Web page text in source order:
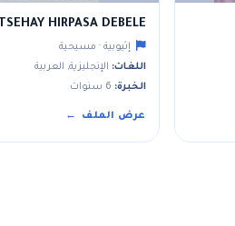
TSEHAY HIRPASA DEBELE
إثيوبية · مسيحية
اللغات: الإنجليزية, العربية
الخبرة:
عرض الملف